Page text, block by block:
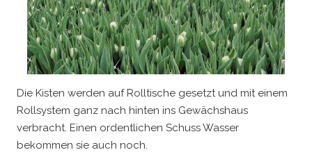
Die Kisten werden auf Rolltische gesetzt und mit einem
Rollsystem ganz nach hinten ins Gewächshaus
verbracht. Einen ordentlichen Schuss Wasser
bekommen sie auch noch.